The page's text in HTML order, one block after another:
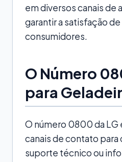
em diversos canais de
garantir a satisfação de
consumidores.
O Número
para
O número 0800 da LG
canais de contato para
suporte técnico ou